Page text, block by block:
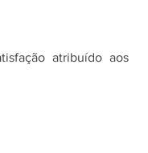
atribuído aos